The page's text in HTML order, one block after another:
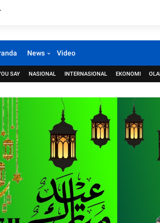
News Video
SAY NASIONAL INTERNASIONAL EKONOMI